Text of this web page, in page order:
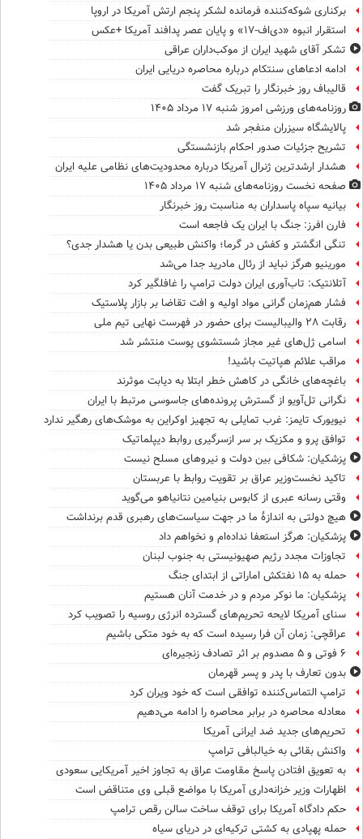
برکناری شوکه‌کننده فرمانده لشکر پنجم ارتش آمریکا در اروپا
استقرار انبوه «دی‌اف‑۱۷» و پایان عصر پدافند آمریکا +عکس
تشکر آقای شهید ایران از موکب‌داران عراقی
ادامه ادعاهای سنتکام درباره محاصره دریایی ایران
قالیباف روز خبرنگار را تبریک گفت
روزنامه‌های ورزشی امروز ‌شنبه ۱۷ مرداد ۱۴۰۵
پالایشگاه سیزران منفجر شد
تشریح جزئیات صدور احکام بازنشستگی
هشدار ارشدترین ژنرال آمریکا درباره محدودیت‌های نظامی علیه ایران
صفحه نخست روزنامه‌های شنبه ۱۷ مرداد ۱۴۰۵
بیانیه سپاه پاسداران به مناسبت روز خبرنگار
فارن افرز: جنگ با ایران یک فاجعه است
تنگی انگشتر و کفش در گرما؛ واکنش طبیعی بدن یا هشدار جدی؟
مورینیو هرگز نباید از رئال مادرید جدا می‌شد
آتلانتیک: تاب‌آوری ایران دولت ترامپ را غافلگیر کرد
فشار هم‌زمان گرانی مواد اولیه و افت تقاضا بر بازار پلاستیک
رقابت ۲۸ والیبالیست برای حضور در فهرست نهایی تیم ملی
اسامی ژل‌های غیر مجاز شستشوی پوست منتشر شد
مراقب علائم هپاتیت باشید!
باغچه‌های خانگی در کاهش خطر ابتلا به دیابت موثرند
نگرانی تل‌آویو از گسترش پرونده‌های جاسوسی مرتبط با ایران
نیویورک تایمز: غرب تمایلی به تجهیز اوکراین به موشک‌های رهگیر ندارد
توافق پرو و مکزیک بر سر ازسرگیری روابط دیپلماتیک
پزشکیان: شکافی بین دولت و نیروهای مسلح نیست
تاکید نخست‌وزیر عراق بر تقویت روابط با عربستان
وقتی رسانه عبری از کابوس بنیامین نتانیاهو می‌گوید
هیچ دولتی به اندازۀ ما در جهت سیاست‌های رهبری قدم برنداشت
پزشکیان: هرگز استعفا نداده‌ام و نخواهم داد
تجاوزات مجدد رژیم صهیونیستی به جنوب لبنان
حمله به ۱۵ نفتکش‌ اماراتی از ابتدای جنگ
پزشکیان: ما نوکر مردم و در خدمت آنان هستیم
سنای آمریکا لایحه تحریم‌های گسترده انرژی روسیه را تصویب کرد
عراقچی: زمان آن فرا رسیده است که به خود متکی باشیم
۶ فوتی و ۵ مصدوم بر اثر تصادف زنجیره‌ای
بدون تعارف با پدر و پسر قهرمان
ترامپ التماس‌کننده توافقی است که خود ویران کرد
معادله محاصره در برابر محاصره را ادامه می‌دهیم
تحریم‌های جدید ضد ایرانی آمریکا
واکنش بقائی به خیالبافی ترامپ
به تعویق افتادن پاسخ مقاومت عراق به تجاوز اخیر آمریکایی سعودی
اظهارات وزیر خزانه‌داری آمریکا با مواضع قبلی وی متناقض است
حکم دادگاه آمریکا برای توقف ساخت سالن رقص ترامپ
حمله پهپادی به کشتی ترکیه‌ای در دریای سیاه